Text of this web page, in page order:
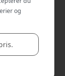
13-24
og